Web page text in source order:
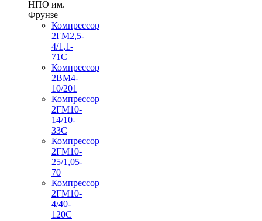
НПО им.
Фрунзе
Компрессор
2ГМ2,5-
4/1,1-
71С
Компрессор
2ВМ4-
10/201
Компрессор
2ГМ10-
14/10-
33С
Компрессор
2ГМ10-
25/1,05-
70
Компрессор
2ГМ10-
4/40-
120С